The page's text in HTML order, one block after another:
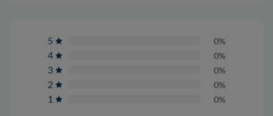
5 0%
4 0%
3 0%
2 0%
1 0%